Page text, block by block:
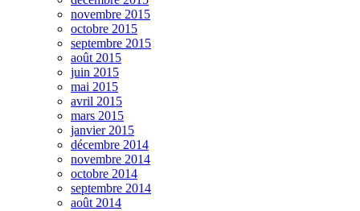
novembre 2015
octobre 2015
septembre 2015
août 2015
juin 2015
mai 2015
avril 2015
mars 2015
janvier 2015
décembre 2014
novembre 2014
octobre 2014
septembre 2014
août 2014